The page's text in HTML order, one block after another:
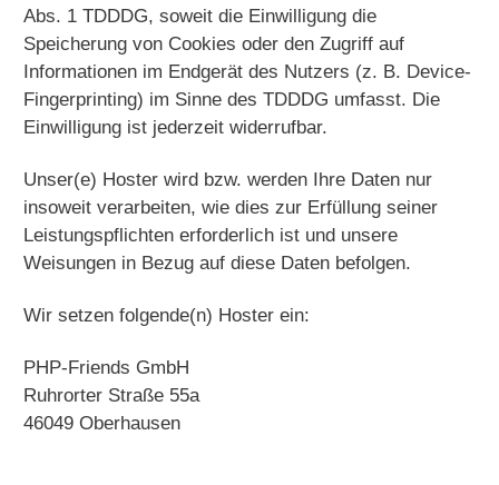
Abs. 1 TDDDG, soweit die Einwilligung die
Speicherung von Cookies oder den Zugriff auf
Informationen im Endgerät des Nutzers (z. B. Device-
Fingerprinting) im Sinne des TDDDG umfasst. Die
Einwilligung ist jederzeit widerrufbar.
Unser(e) Hoster wird bzw. werden Ihre Daten nur
insoweit verarbeiten, wie dies zur Erfüllung seiner
Leistungspflichten erforderlich ist und unsere
Weisungen in Bezug auf diese Daten befolgen.
Wir setzen folgende(n) Hoster ein:
PHP-Friends GmbH
Ruhrorter Straße 55a
46049 Oberhausen